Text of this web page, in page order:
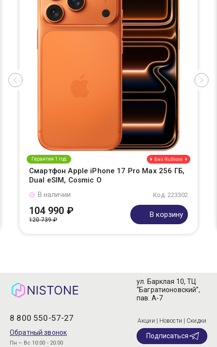
Гарантия 1 год
Смартфон Apple iPhone 17 Pro Max 256 ГБ,
Dual eSIM, Cosmic O
Код: 223302
В наличии
104 990 ₽
120 739 ₽
В корзину
8 800 550-57-27
Обратный звонок
Пн – Вс 10:00 - 20:00
ул. Барклая 10, ТЦ
“Багратионовский”,
пав. А-7
Акции | Новости | Скидки
Подписаться